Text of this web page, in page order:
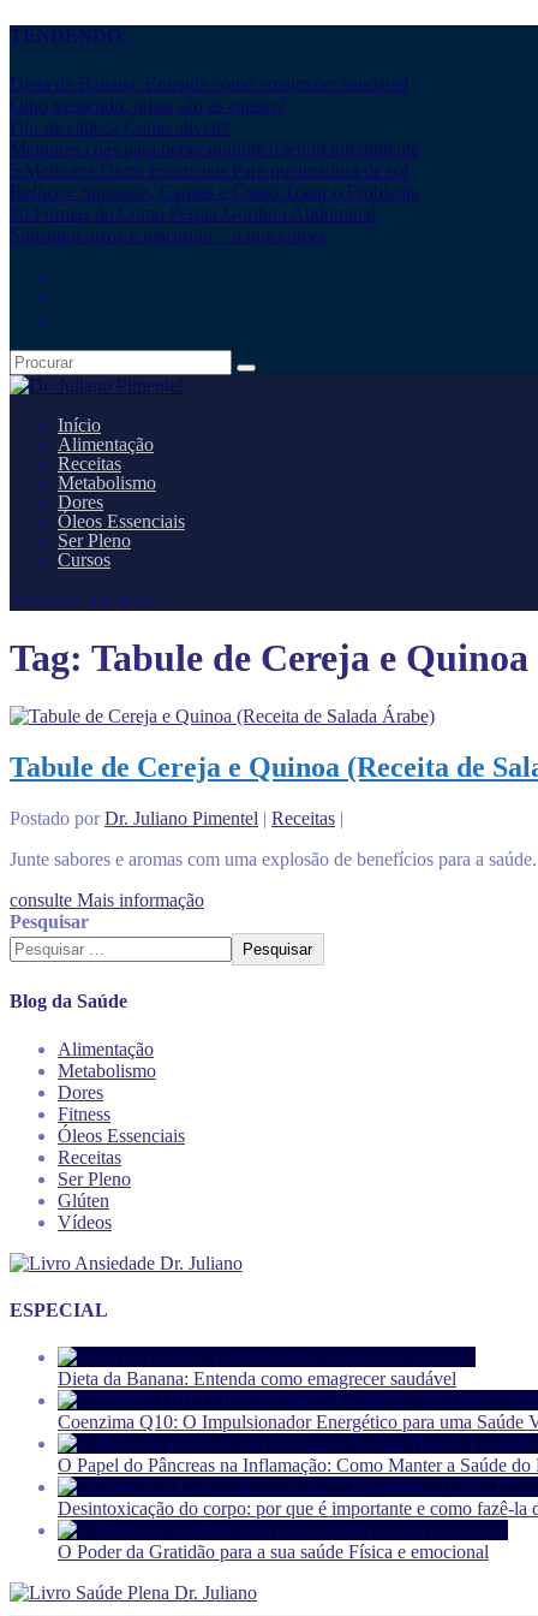
TENDENDO:
Dieta da Banana: Entenda como emagrecer saudável
Olho tremendo: quais são as causas?
Dor de cabeça Como aliviar?
Melhores chás para beber durante o jejum intermitente
5 Melhores Óleos Essenciais Para queimadura de sol
Refluxo: Sintomas, Causas e Como Tratar o Problema
20 Formas de Como Perder Gordura Abdominal
Substituir arroz e macarrão – o que comer
Início
Alimentação
Receitas
Metabolismo
Dores
Óleos Essenciais
Ser Pleno
Cursos
Selecione a página
Tag: Tabule de Cereja e Quinoa
Tabule de Cereja e Quinoa (Receita de
Postado porDr. Juliano Pimentel | Receitas |
Junte sabores e aromas com uma explosão de benefícios para a
consulte Mais informação
Pesquisar
Pesquisar
Blog da Saúde
Alimentação
Metabolismo
Dores
Fitness
Óleos Essenciais
Receitas
Ser Pleno
Glúten
Vídeos
ESPECIAL
Dieta da Banana: Entenda como emagrecer saudável
Coenzima Q10: O Impulsionador Energético para uma Saúde
O Papel do Pâncreas na Inflamação: Como Manter a Saúde
Desintoxicação do corpo: por que é importante e como fazê-la
O Poder da Gratidão para a sua saúde Física e emocional